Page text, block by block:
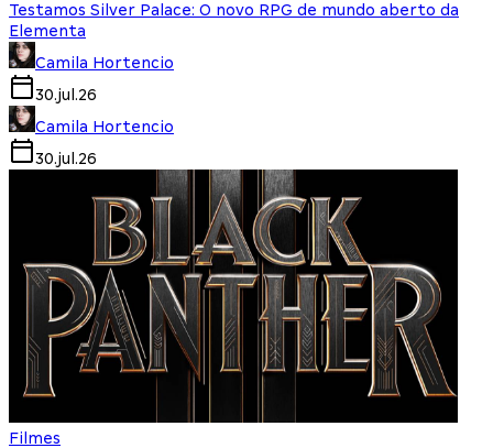
Testamos Silver Palace: O novo RPG de mundo aberto da
Elementa
Camila Hortencio
30.jul.26
Camila Hortencio
30.jul.26
Filmes